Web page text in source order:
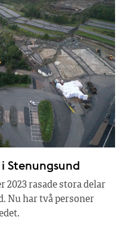
Stenungsund
2023 rasade stora delar
Nu har två personer